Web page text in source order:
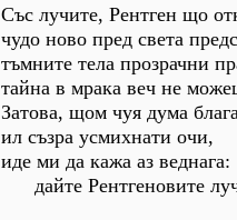
Със лучите, Рентген що
чудо ново пред света
тъмните тела прозрачни
тайна в мрака веч не
Затова, щом чуя дума
ил съзра усмихнати очи,
иде ми да кажа аз веднага:
дайте Рентгеновите